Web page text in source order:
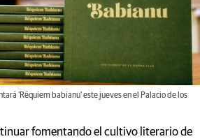
'Réquiem babianu' este jueves en el Palacio de los
fomentando el cultivo literario de